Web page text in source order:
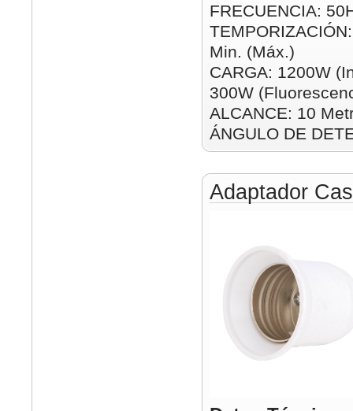
FRECUENCIA:
Min. (Máx.)
CARGA: 1200W
300W
ALCANCE: 10
ÁNGULO DE
Adaptador